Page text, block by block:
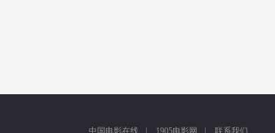
中国电影在线 1905电影网 联系我们